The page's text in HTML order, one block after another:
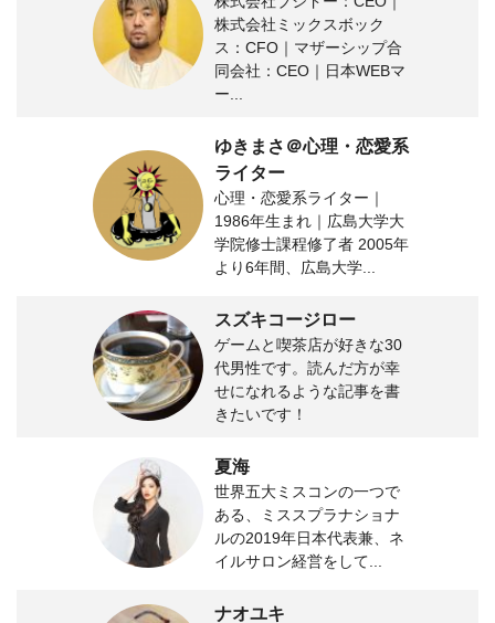
株式会社ミックスボック
ス：CFO｜マザーシップ合
同会社：CEO｜日本WEBマ
ー...
ゆきまさ＠心理・恋愛系
ライター
心理・恋愛系ライター｜
1986年生まれ｜広島大学大
学院修士課程修了者 2005年
より6年間、広島大学...
スズキコージロー
ゲームと喫茶店が好きな30
代男性です。読んだ方が幸
せになれるような記事を書
きたいです！
夏海
世界五大ミスコンの一つで
ある、ミススプラナショナ
ルの2019年日本代表兼、ネ
イルサロン経営をして...
ナオユキ